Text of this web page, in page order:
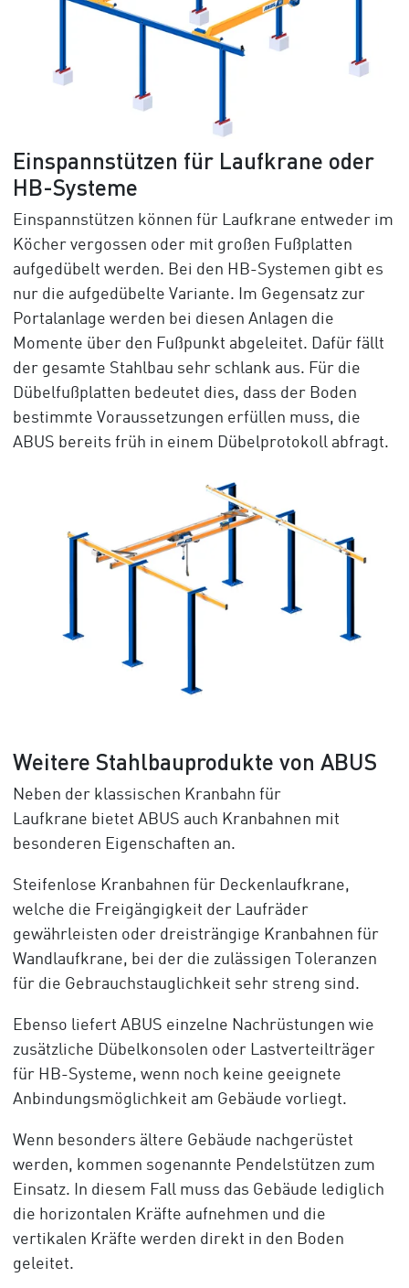
Einspannstützen für Laufkrane oder
HB-Systeme
Einspannstützen können für Laufkrane entweder im
Köcher vergossen oder mit großen Fußplatten
aufgedübelt werden. Bei den HB-Systemen gibt es
nur die aufgedübelte Variante. Im Gegensatz zur
Portalanlage werden bei diesen Anlagen die
Momente über den Fußpunkt abgeleitet. Dafür fällt
der gesamte Stahlbau sehr schlank aus. Für die
Dübelfußplatten bedeutet dies, dass der Boden
bestimmte Voraussetzungen erfüllen muss, die
ABUS bereits früh in einem Dübelprotokoll abfragt.
Weitere Stahlbauprodukte von ABUS
Neben der klassischen Kranbahn für
Laufkrane bietet ABUS auch Kranbahnen mit
besonderen Eigenschaften an.
Steifenlose Kranbahnen für Deckenlaufkrane,
welche die Freigängigkeit der Laufräder
gewährleisten oder dreisträngige Kranbahnen für
Wandlaufkrane, bei der die zulässigen Toleranzen
für die Gebrauchstauglichkeit sehr streng sind.
Ebenso liefert ABUS einzelne Nachrüstungen wie
zusätzliche Dübelkonsolen oder Lastverteilträger
für HB-Systeme, wenn noch keine geeignete
Anbindungsmöglichkeit am Gebäude vorliegt.
Wenn besonders ältere Gebäude nachgerüstet
werden, kommen sogenannte Pendelstützen zum
Einsatz. In diesem Fall muss das Gebäude lediglich
die horizontalen Kräfte aufnehmen und die
vertikalen Kräfte werden direkt in den Boden
geleitet.